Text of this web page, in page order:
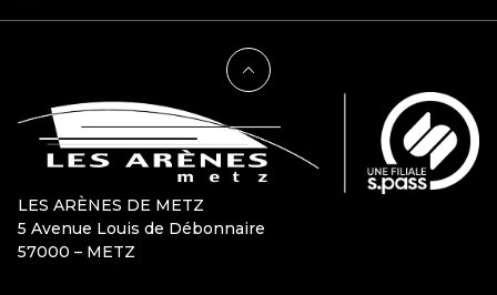
LES ARÈNES DE METZ
5 Avenue Louis de Débonnaire
57000 – METZ